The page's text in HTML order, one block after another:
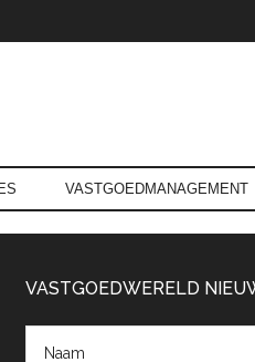
VASTGOEDMANAGEMENT
Sidebar
VASTGOEDWERELD